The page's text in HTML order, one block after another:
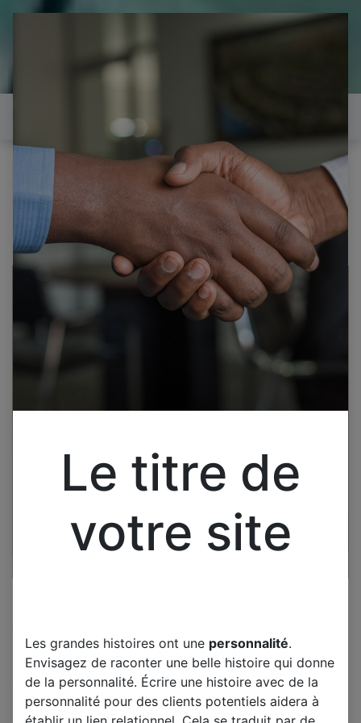
il est temps de
réparer...Electronique 66 est
heureux de vous aider
Tous les produits
LG 42LB5610 CARTE ALIMENTATION EAX65423701
2.1
LG 42LB5610 CARTE
ALIMENTATION
EAX65423701 2.1
Le titre de
votre site
Les grandes histoires ont une personnalité.
Envisagez de raconter une belle histoire qui donne
de la personnalité. Écrire une histoire avec de la
personnalité pour des clients potentiels aidera à